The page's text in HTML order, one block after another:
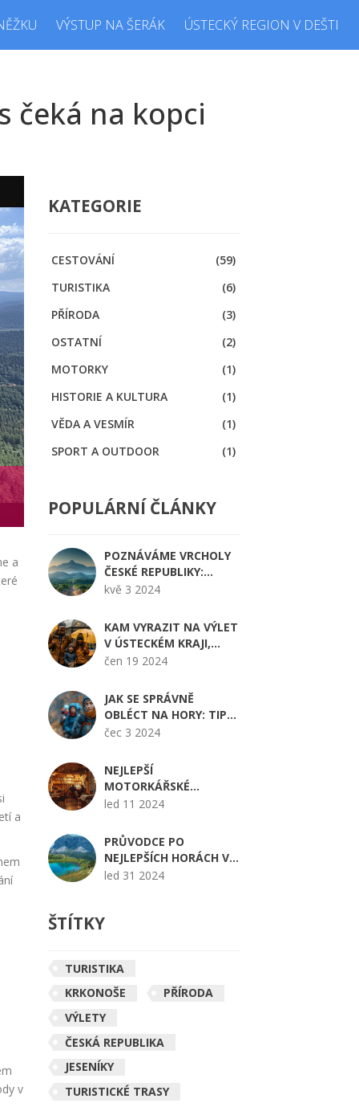
VÝSTUP NA ŠERÁK ÚSTECKÝ REGION V DEŠTI
čeká na kopci
a
a
v
KATEGORIE
CESTOVÁNÍ
(59)
TURISTIKA
(6)
PŘÍRODA
(3)
OSTATNÍ
(2)
MOTORKY
(1)
HISTORIE A KULTURA
(1)
VĚDA A VESMÍR
(1)
SPORT A OUTDOOR
(1)
POPULÁRNÍ ČLÁNKY
POZNÁVÁME VRCHOLY
ČESKÉ REPUBLIKY:
DRUHÁ NEJVYŠŠÍ HORA
kvě 3 2024
KAM VYRAZIT NA VÝLET
V ÚSTECKÉM KRAJI,
KDYŽ PRŠÍ
čen 19 2024
JAK SE SPRÁVNĚ
OBLÉCT NA HORY: TIPY
A TRIKY
čec 3 2024
NEJLEPŠÍ
MOTORKÁŘSKÉ
ZÁJEZDY: KAM NA
DOBRODRUŽSTVÍM DO
ZAHRANIČÍ
led 11 2024
PRŮVODCE PO
NEJLEPŠÍCH HORÁCH V
ČR PRO LETNÍ
DOBRODRUŽSTVÍM
led 31 2024
ŠTÍTKY
TURISTIKA
KRKONOŠE
PŘÍRODA
VÝLETY
ČESKÁ REPUBLIKA
JESENÍKY
TURISTICKÉ TRASY